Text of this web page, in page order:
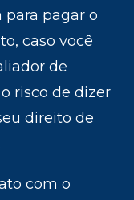
pagar o
caso você
de
risco de dizer
direito de
com o